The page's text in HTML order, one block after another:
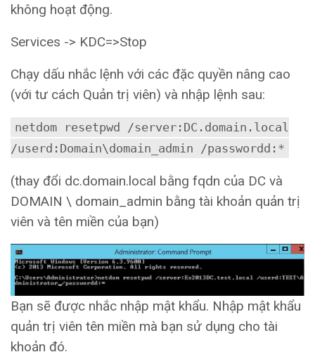
không hoạt động.
Services -> KDC=>Stop
Chạy dấu nhắc lệnh với các đặc quyền nâng cao
(với tư cách Quản trị viên) và nhập lệnh sau:
netdom resetpwd /server:DC.domain.local
/userd:Domain\domain_admin /passwordd:*
(thay đổi dc.domain.local bằng fqdn của DC và
DOMAIN \ domain_admin bằng tài khoản quản trị
viên và tên miền của bạn)
Bạn sẽ được nhắc nhập mật khẩu. Nhập mật khẩu
quản trị viên tên miền mà bạn sử dụng cho tài
khoản đó.